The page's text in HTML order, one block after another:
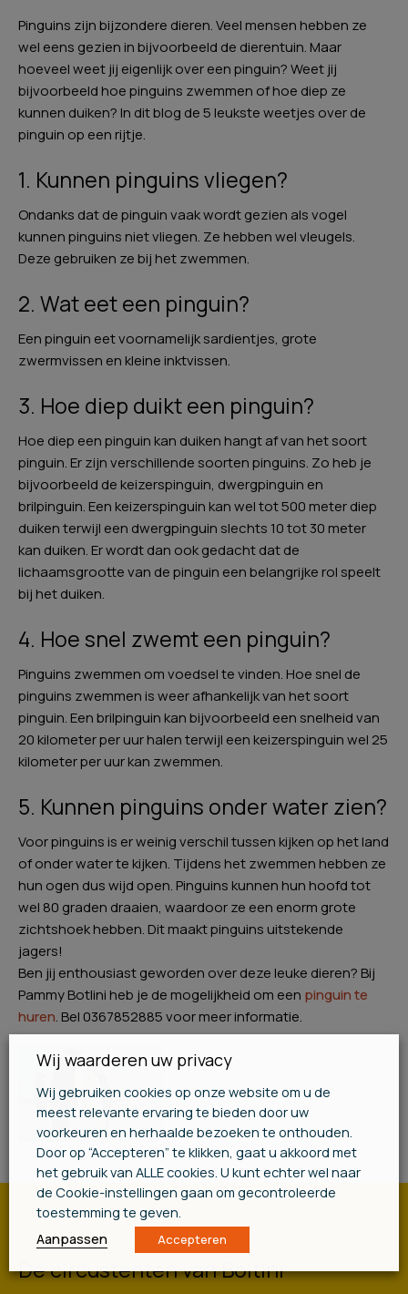
Pinguins zijn bijzondere dieren. Veel mensen hebben ze
wel eens gezien in bijvoorbeeld de dierentuin. Maar
hoeveel weet jij eigenlijk over een pinguin? Weet jij
bijvoorbeeld hoe pinguins zwemmen of hoe diep ze
kunnen duiken? In dit blog de 5 leukste weetjes over de
pinguin op een rijtje.
1. Kunnen pinguins vliegen?
Ondanks dat de pinguin vaak wordt gezien als vogel
kunnen pinguins niet vliegen. Ze hebben wel vleugels.
Deze gebruiken ze bij het zwemmen.
2. Wat eet een pinguin?
Een pinguin eet voornamelijk sardientjes, grote
zwermvissen en kleine inktvissen.
3. Hoe diep duikt een pinguin?
Hoe diep een pinguin kan duiken hangt af van het soort
pinguin. Er zijn verschillende soorten pinguins. Zo heb je
bijvoorbeeld de keizerspinguin, dwergpinguin en
brilpinguin. Een keizerspinguin kan wel tot 500 meter diep
duiken terwijl een dwergpinguin slechts 10 tot 30 meter
kan duiken. Er wordt dan ook gedacht dat de
lichaamsgrootte van de pinguin een belangrijke rol speelt
bij het duiken.
4. Hoe snel zwemt een pinguin?
Pinguins zwemmen om voedsel te vinden. Hoe snel de
pinguins zwemmen is weer afhankelijk van het soort
pinguin. Een brilpinguin kan bijvoorbeeld een snelheid van
20 kilometer per uur halen terwijl een keizerspinguin wel 25
kilometer per uur kan zwemmen.
5. Kunnen pinguins onder water zien?
Voor pinguins is er weinig verschil tussen kijken op het land
of onder water te kijken. Tijdens het zwemmen hebben ze
hun ogen dus wijd open. Pinguins kunnen hun hoofd tot
wel 80 graden draaien, waardoor ze een enorm grote
zichtshoek hebben. Dit maakt pinguins uitstekende
jagers!
Ben jij enthousiast geworden over deze leuke dieren? Bij
Pammy Botlini heb je de mogelijkheid om een pinguin te
huren. Bel 0367852885 voor meer informatie.
De circustenten van Boltini
Wij waarderen uw privacy
Wij gebruiken cookies op onze website om u de
meest relevante ervaring te bieden door uw
voorkeuren en herhaalde bezoeken te onthouden.
Door op “Accepteren” te klikken, gaat u akkoord met
het gebruik van ALLE cookies. U kunt echter wel naar
de Cookie-instellingen gaan om gecontroleerde
toestemming te geven.
Aanpassen
Accepteren